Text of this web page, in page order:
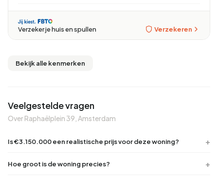
Verzeker je huis en spullen Verzekeren
Bekijk alle kenmerken
Veelgestelde vragen
Over Raphaëlplein 39, Amsterdam
Is €3.150.000 een realistische prijs voor deze woning?
Hoe groot is de woning precies?